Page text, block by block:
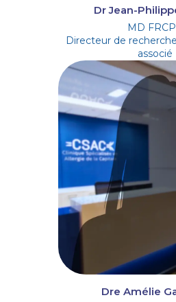
Dr Jean-
MD
Directeur de
associé
Dre Amélie